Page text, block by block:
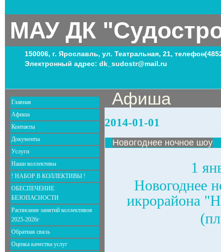
МАУ ДК
150006, г. Ярославль, ул. Театральная, 21,
Электронный адрес: dk_sudostr@mail.ru
Главная
Афиша
Контакты
Документы
Услуги
Наши коллективы
! НАБОР В КОЛЛЕКТИВЫ !
ОБЕСПЕЧЕНИЕ
БЕЗОПАСНОСТИ
Расписание занятий коллективов
2025-2026г
Обратная связь
Оценка качества услуг
Афиша
2014-01-01
Новогоднее ночное шоу
1
Новогоднее
икрорайона